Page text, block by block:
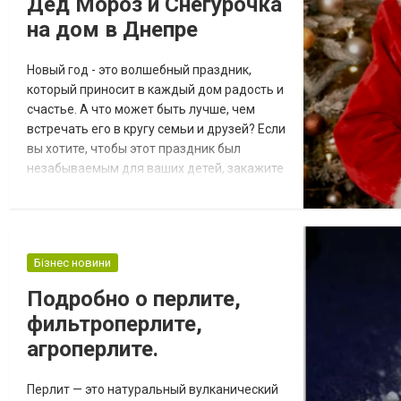
Некоторые могут предлагать...
на дом в Днепре
Новый год - это волшебный праздник,
который приносит в каждый дом радость и
счастье. А что может быть лучше, чем
встречать его в кругу семьи и друзей? Если
вы хотите, чтобы этот праздник был
незабываемым для ваших детей, закажите
Вы можете выбрать компанию, которая
вам больше нравится, и согласовать с ней
все детали праздник...
Бізнес новини
Подробно о перлите,
фильтроперлите,
агроперлите.
Перлит — это натуральный вулканический